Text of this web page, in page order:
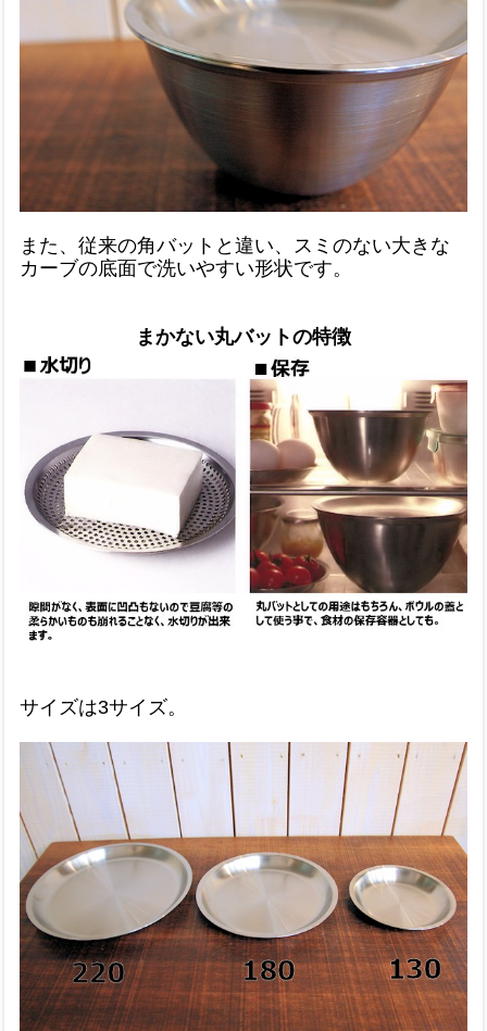
また、従来の角バットと違い、スミのない大きな
カーブの底面で洗いやすい形状です。
まかない丸バットの特徴
サイズは3サイズ。